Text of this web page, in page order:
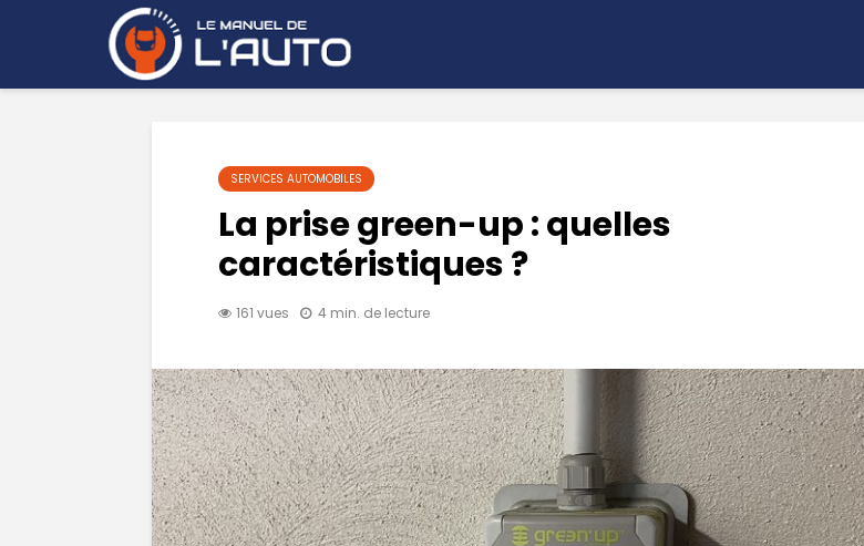
SERVICES AUTOMOBILES
La prise green-up : quelles
caractéristiques ?
161 vues 4 min. de lecture